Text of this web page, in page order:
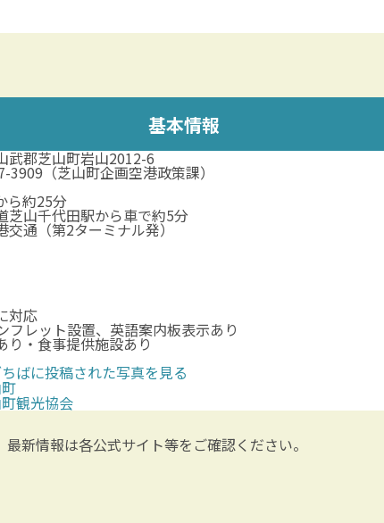
基本情報
武郡芝山町岩山2012-6
3909（芝山町企画空港政策課）
ら約25分
芝山千代田駅から車で約5分
交通（第2ターミナル発）
対応
フレット設置、英語案内板表示あり
り・食事提供施設あり
ばに投稿された写真を見る
観光協会
新情報は各公式サイト等をご確認ください。